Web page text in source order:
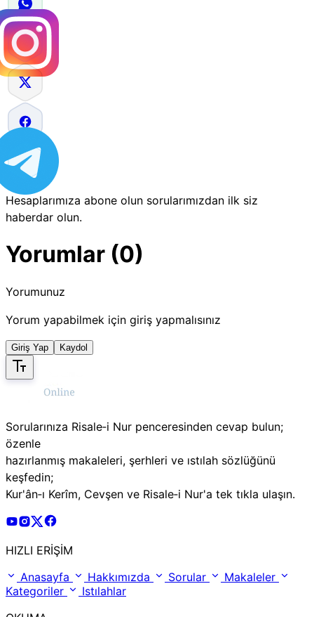
Hesaplarımıza abone olun sorularımızdan ilk siz
haberdar olun.
Yorumlar (0)
Yorumunuz
Yorum yapabilmek için giriş yapmalısınız
Giriş Yap Kaydol
Sorularınıza Risale‑i Nur penceresinden cevap bulun;
özenle
hazırlanmış makaleleri, şerhleri ve ıstılah sözlüğünü
keşfedin;
Kur'ân‑ı Kerîm, Cevşen ve Risale‑i Nur'a tek tıkla ulaşın.
Risale Online Youtube Hesabı
Risale Online Instagram Hesabı
Risale Online X Hesabı
HIZLI ERİŞİM
Anasayfa
Hakkımızda Sorular
Makaleler
Kategoriler
Istılahlar